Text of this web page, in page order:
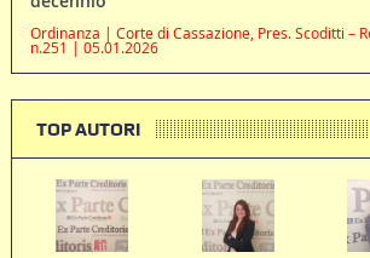
Ordinanza | Corte di Cassazione, Pres. Scoditti –
n.251 | 05.01.2026
TOP AUTORI